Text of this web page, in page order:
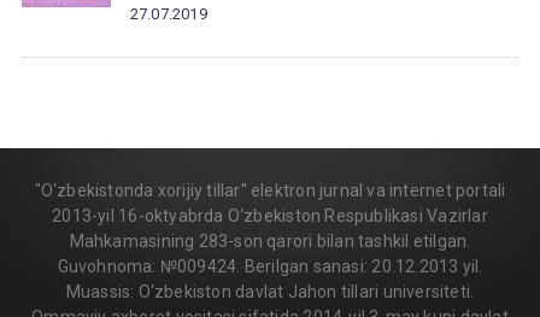
27.07.2019
"O‘zbekistonda xorijiy tillar" elektron jurnal va internet portali
2013-yil 16-oktyabrda O‘zbekiston Respublikasi Vazirlar
Mahkamasining 283-son qarori bilan tashkil etilgan.
Guvohnoma: №009424. Berilgan sanasi: 20.12.2013 yil.
Muassis: O‘zbekiston davlat Jahon tillari universiteti.